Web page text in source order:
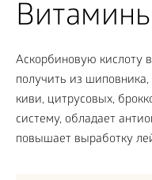
Аскорбиновую кислоту
получить из шиповника,
киви, цитрусовых,
систему, обладает
повышает выработку